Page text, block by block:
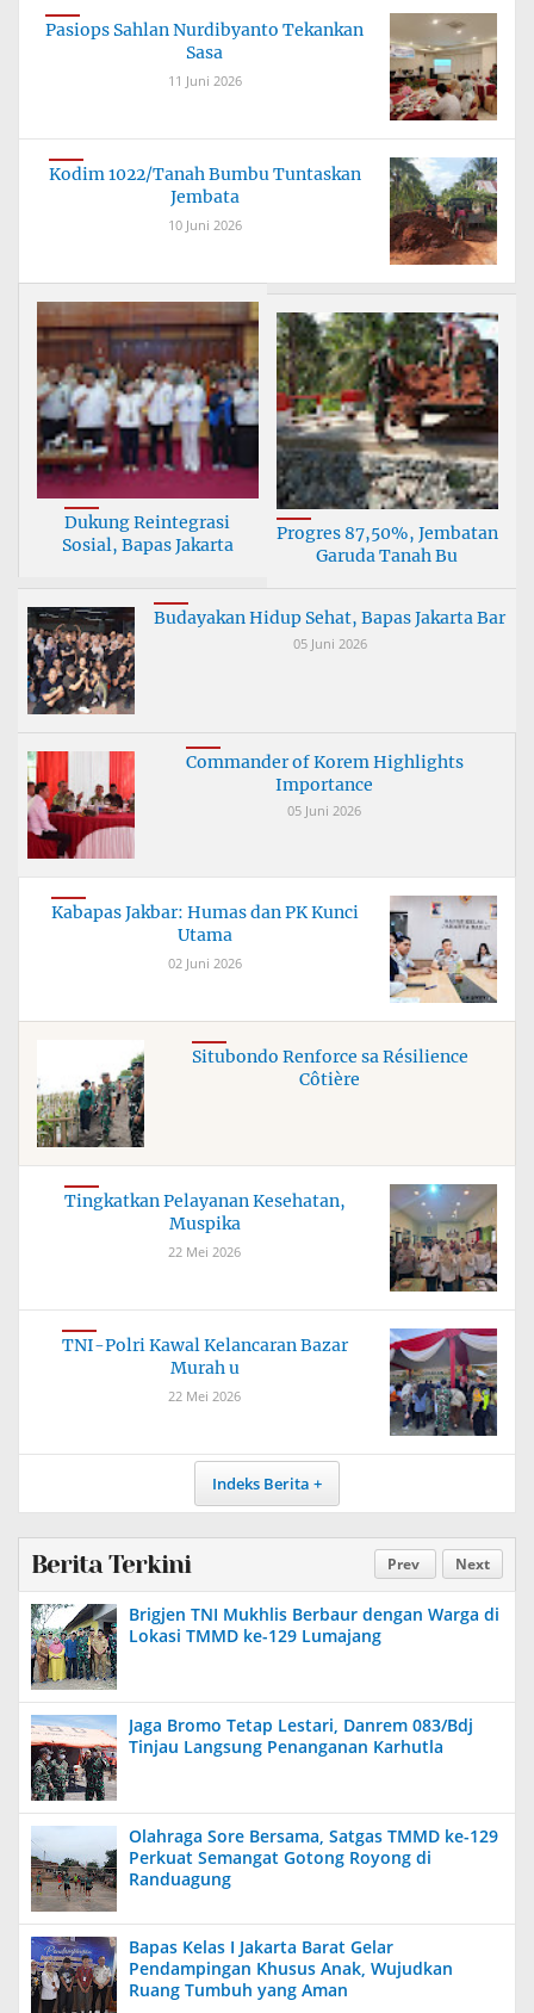
Pasiops Sahlan Nurdibyanto Tekankan
Sasa
11 Juni 2026
Kodim 1022/Tanah Bumbu Tuntaskan
Jembata
10 Juni 2026
Dukung Reintegrasi
Sosial, Bapas Jakarta
Progres 87,50%, Jembatan
Garuda Tanah Bu
Budayakan Hidup Sehat, Bapas Jakarta Bar
05 Juni 2026
Commander of Korem Highlights
Importance
05 Juni 2026
Kabapas Jakbar: Humas dan PK Kunci
Utama
02 Juni 2026
Situbondo Renforce sa Résilience
Côtière
Tingkatkan Pelayanan Kesehatan,
Muspika
22 Mei 2026
TNI-Polri Kawal Kelancaran Bazar
Murah u
22 Mei 2026
Indeks Berita
Prev Next
Berita Terkini
Brigjen TNI Mukhlis Berbaur dengan Warga di
Lokasi TMMD ke-129 Lumajang
Jaga Bromo Tetap Lestari, Danrem 083/Bdj
Tinjau Langsung Penanganan Karhutla
Olahraga Sore Bersama, Satgas TMMD ke-129
Perkuat Semangat Gotong Royong di
Randuagung
Bapas Kelas I Jakarta Barat Gelar
Pendampingan Khusus Anak, Wujudkan
Ruang Tumbuh yang Aman